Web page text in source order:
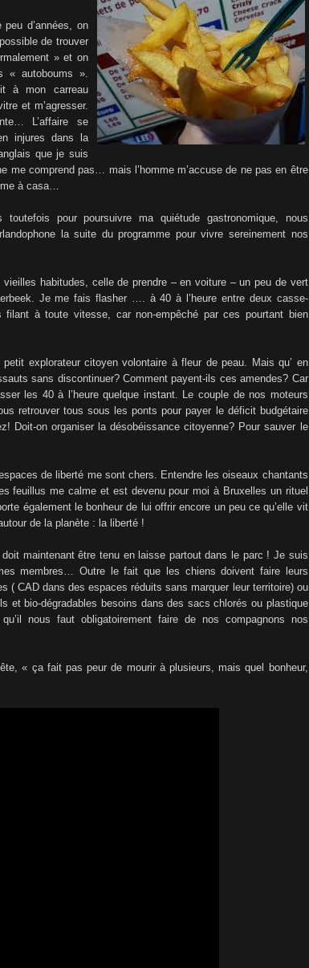
d’années, on
de trouver
» et on
« autoboums ».
à mon carreau
et m’agresser.
L’affaire se
injures dans la
que je suis
me comprend pas… mais l’homme m’accuse de ne pas en être
à casa…
pour poursuivre ma quiétude gastronomique, nous
la suite du programme pour vivre sereinement nos
vieilles habitudes, celle de prendre – en voiture – un peu de vert
Je me fais flasher …. à 40 à l’heure entre deux casse-
à toute vitesse, car non-empêché par ces pourtant bien
explorateur citoyen volontaire à fleur de peau. Mais qu’ en
sans discontinuer? Comment payent-ils ces amendes? Car
les 40 à l’heure quelque instant. Le couple de nos moteurs
retrouver tous sous les ponts pour payer le déficit budgétaire
Doit-on organiser la désobéissance citoyenne? Pour sauver le
de liberté me sont chers. Entendre les oiseaux chantants
feuillus me calme et est devenu pour moi à Bruxelles un rituel
également le bonheur de lui offrir encore un peu ce qu’elle vit
de la planète : la liberté !
maintenant être tenu en laisse partout dans le parc ! Je suis
membres… Outre le fait que les chiens doivent faire leurs
( CAD dans des espaces réduits sans marquer leur territoire) ou
et bio-dégradables besoins dans des sacs chlorés ou plastique
nous faut obligatoirement faire de nos compagnons nos
« ça fait pas peur de mourir à plusieurs, mais quel bonheur,